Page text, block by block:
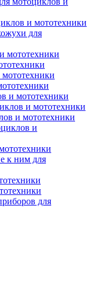
и мототехники
для
мототехники
и мототехники
и мототехники
и мототехники
и
к ним для
для